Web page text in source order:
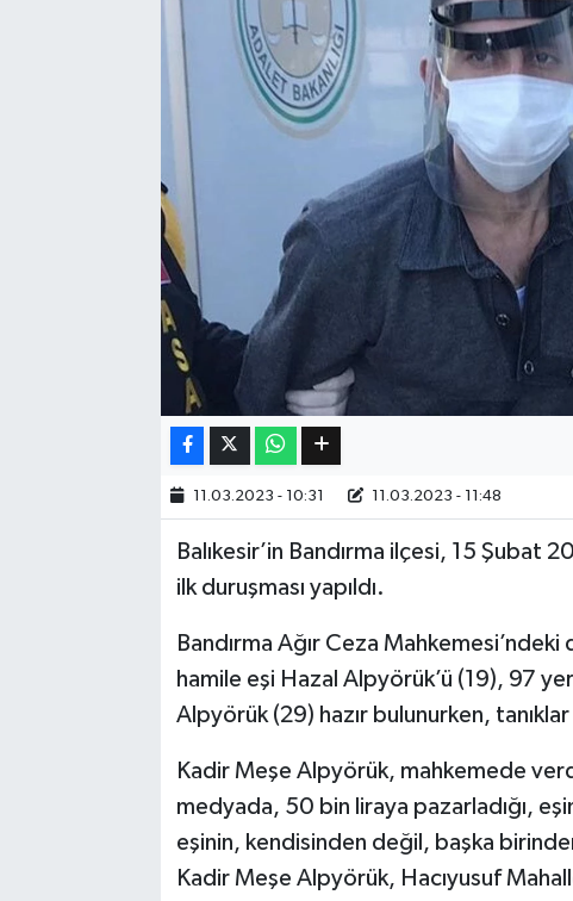
11.03.2023 - 10:31 11.03.2023 - 11:48
Balıkesir’in Bandırma ilçesi, 15 Şubat
ilk duruşması yapıldı.
Bandırma Ağır Ceza
hamile eşi Hazal Alpyörük’ü (19), 97
Alpyörük (29) hazır bulunurken,
Kadir Meşe Alpyörük, mahkemede
medyada, 50 bin liraya pazarladığı,
eşinin, kendisinden değil, başka
Kadir Meşe Alpyörük, Hacıyusuf
Kültür & Sanat
Bilim, Teknoloji